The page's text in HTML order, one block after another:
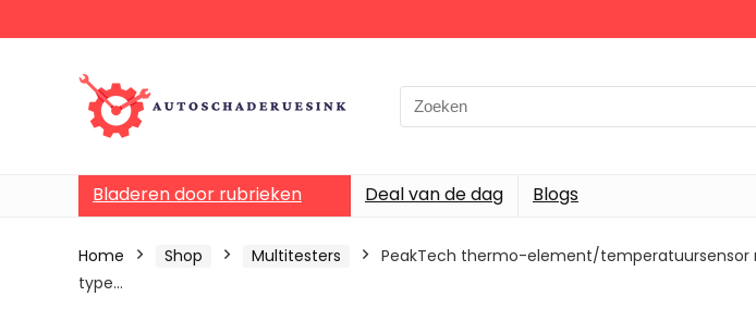
Bladeren door rubrieken Deal van de dag Blogs
Home Shop Multitesters
PeakTech thermo-element/
type…